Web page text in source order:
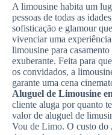
A limousine habita um
pessoas de todas as
sofisticação e glamour
vivenciar uma
limousine para
exuberante. Feita para
os convidados, a
garante uma cena
Aluguel de Limousine
cliente aluga por quanto
valor de aluguel de
Vou de Limo. O custo do